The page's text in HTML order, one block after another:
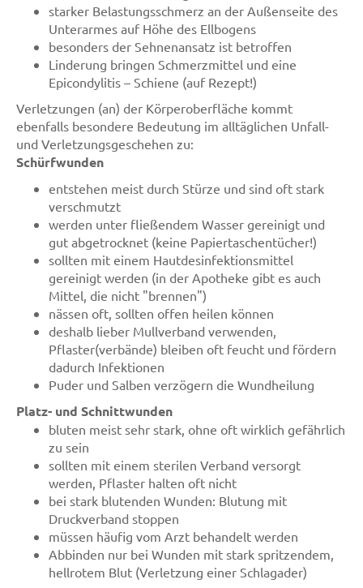
starker Belastungsschmerz an der Außenseite des
Unterarmes auf Höhe des Ellbogens
besonders der Sehnenansatz ist betroffen
Linderung bringen Schmerzmittel und eine
Epicondylitis – Schiene (auf Rezept!)
Verletzungen (an) der Körperoberfläche kommt
ebenfalls besondere Bedeutung im alltäglichen Unfall-
und Verletzungsgeschehen zu:
Schürfwunden
entstehen meist durch Stürze und sind oft stark
verschmutzt
werden unter fließendem Wasser gereinigt und
gut abgetrocknet (keine Papiertaschentücher!)
sollten mit einem Hautdesinfektionsmittel
gereinigt werden (in der Apotheke gibt es auch
Mittel, die nicht "brennen")
nässen oft, sollten offen heilen können
deshalb lieber Mullverband verwenden,
Pflaster(verbände) bleiben oft feucht und fördern
dadurch Infektionen
Puder und Salben verzögern die Wundheilung
Platz- und Schnittwunden
bluten meist sehr stark, ohne oft wirklich gefährlich
zu sein
sollten mit einem sterilen Verband versorgt
werden, Pflaster halten oft nicht
bei stark blutenden Wunden: Blutung mit
Druckverband stoppen
müssen häufig vom Arzt behandelt werden
Abbinden nur bei Wunden mit stark spritzendem,
hellrotem Blut (Verletzung einer Schlagader)